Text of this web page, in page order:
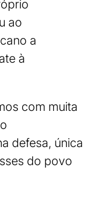
ao
a
à
com muita
defesa, única
do povo